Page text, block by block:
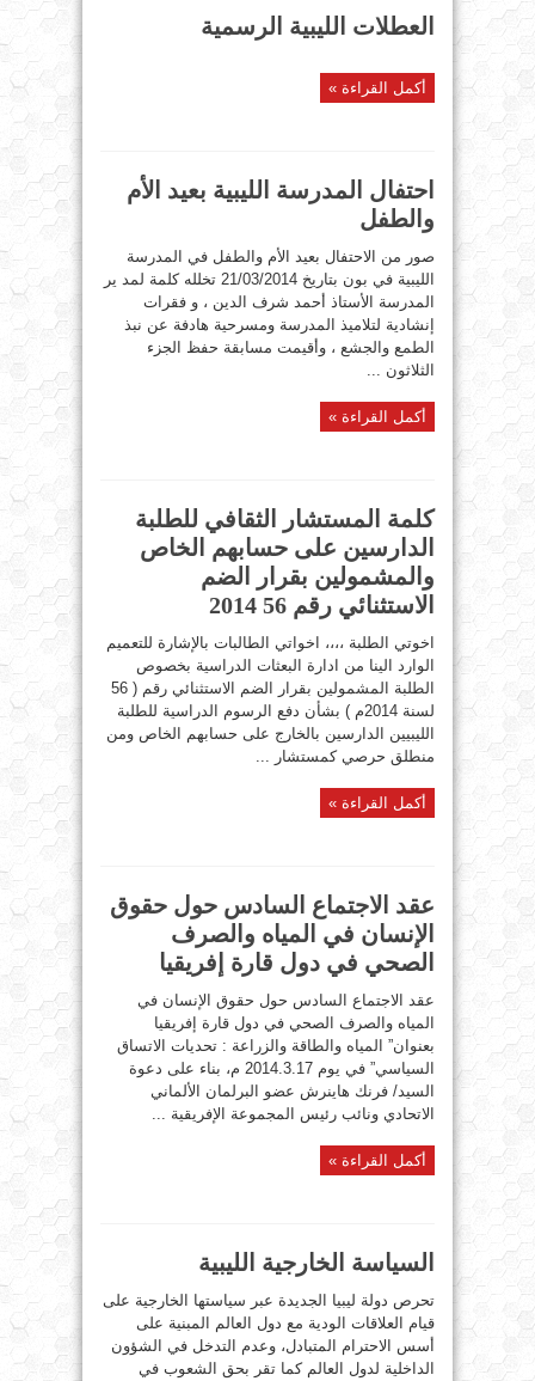
العطلات الليبية الرسمية
أكمل القراءة »
احتفال المدرسة الليبية بعيد الأم
والطفل
صور من الاحتفال بعيد الأم والطفل في المدرسة
الليبية في بون بتاريخ 21/03/2014 تخلله كلمة لمد ير
المدرسة الأستاذ أحمد شرف الدين ، و فقرات
إنشادية لتلاميذ المدرسة ومسرحية هادفة عن نبذ
الطمع والجشع ، وأقيمت مسابقة حفظ الجزء
الثلاثون ...
أكمل القراءة »
كلمة المستشار الثقافي للطلبة
الدارسين على حسابهم الخاص
والمشمولين بقرار الضم
الاستثنائي رقم 56 2014
اخوتي الطلبة ،،،، اخواتي الطالبات بالإشارة للتعميم
الوارد الينا من ادارة البعثات الدراسية بخصوص
الطلبة المشمولين بقرار الضم الاستثنائي رقم ( 56
لسنة 2014م ) بشأن دفع الرسوم الدراسية للطلبة
الليبيين الدارسين بالخارج على حسابهم الخاص ومن
منطلق حرصي كمستشار ...
أكمل القراءة »
عقد الاجتماع السادس حول حقوق
الإنسان في المياه والصرف
الصحي في دول قارة إفريقيا
عقد الاجتماع السادس حول حقوق الإنسان في
المياه والصرف الصحي في دول قارة إفريقيا
بعنوان” المياه والطاقة والزراعة : تحديات الاتساق
السياسي” في يوم 2014.3.17 م، بناء على دعوة
السيد/ فرنك هاينرش عضو البرلمان الألماني
الاتحادي ونائب رئيس المجموعة الإفريقية ...
أكمل القراءة »
السياسة الخارجية الليبية
تحرص دولة ليبيا الجديدة عبر سياستها الخارجية على
قيام العلاقات الودية مع دول العالم المبنية على
أسس الاحترام المتبادل، وعدم التدخل في الشؤون
الداخلية لدول العالم كما تقر بحق الشعوب في